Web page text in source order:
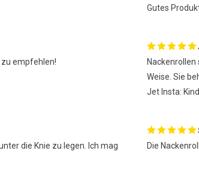
Gutes
zu empfehlen!
Weise. Sie
Jet Insta:
die Knie zu legen. Ich mag
Die